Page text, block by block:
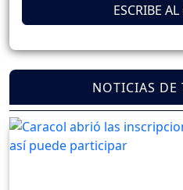
ESCRIBE
NOTICIAS DE